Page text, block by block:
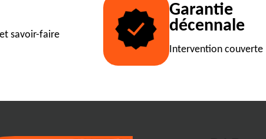
savoir-faire
Garantie
décennale
Intervention couverte